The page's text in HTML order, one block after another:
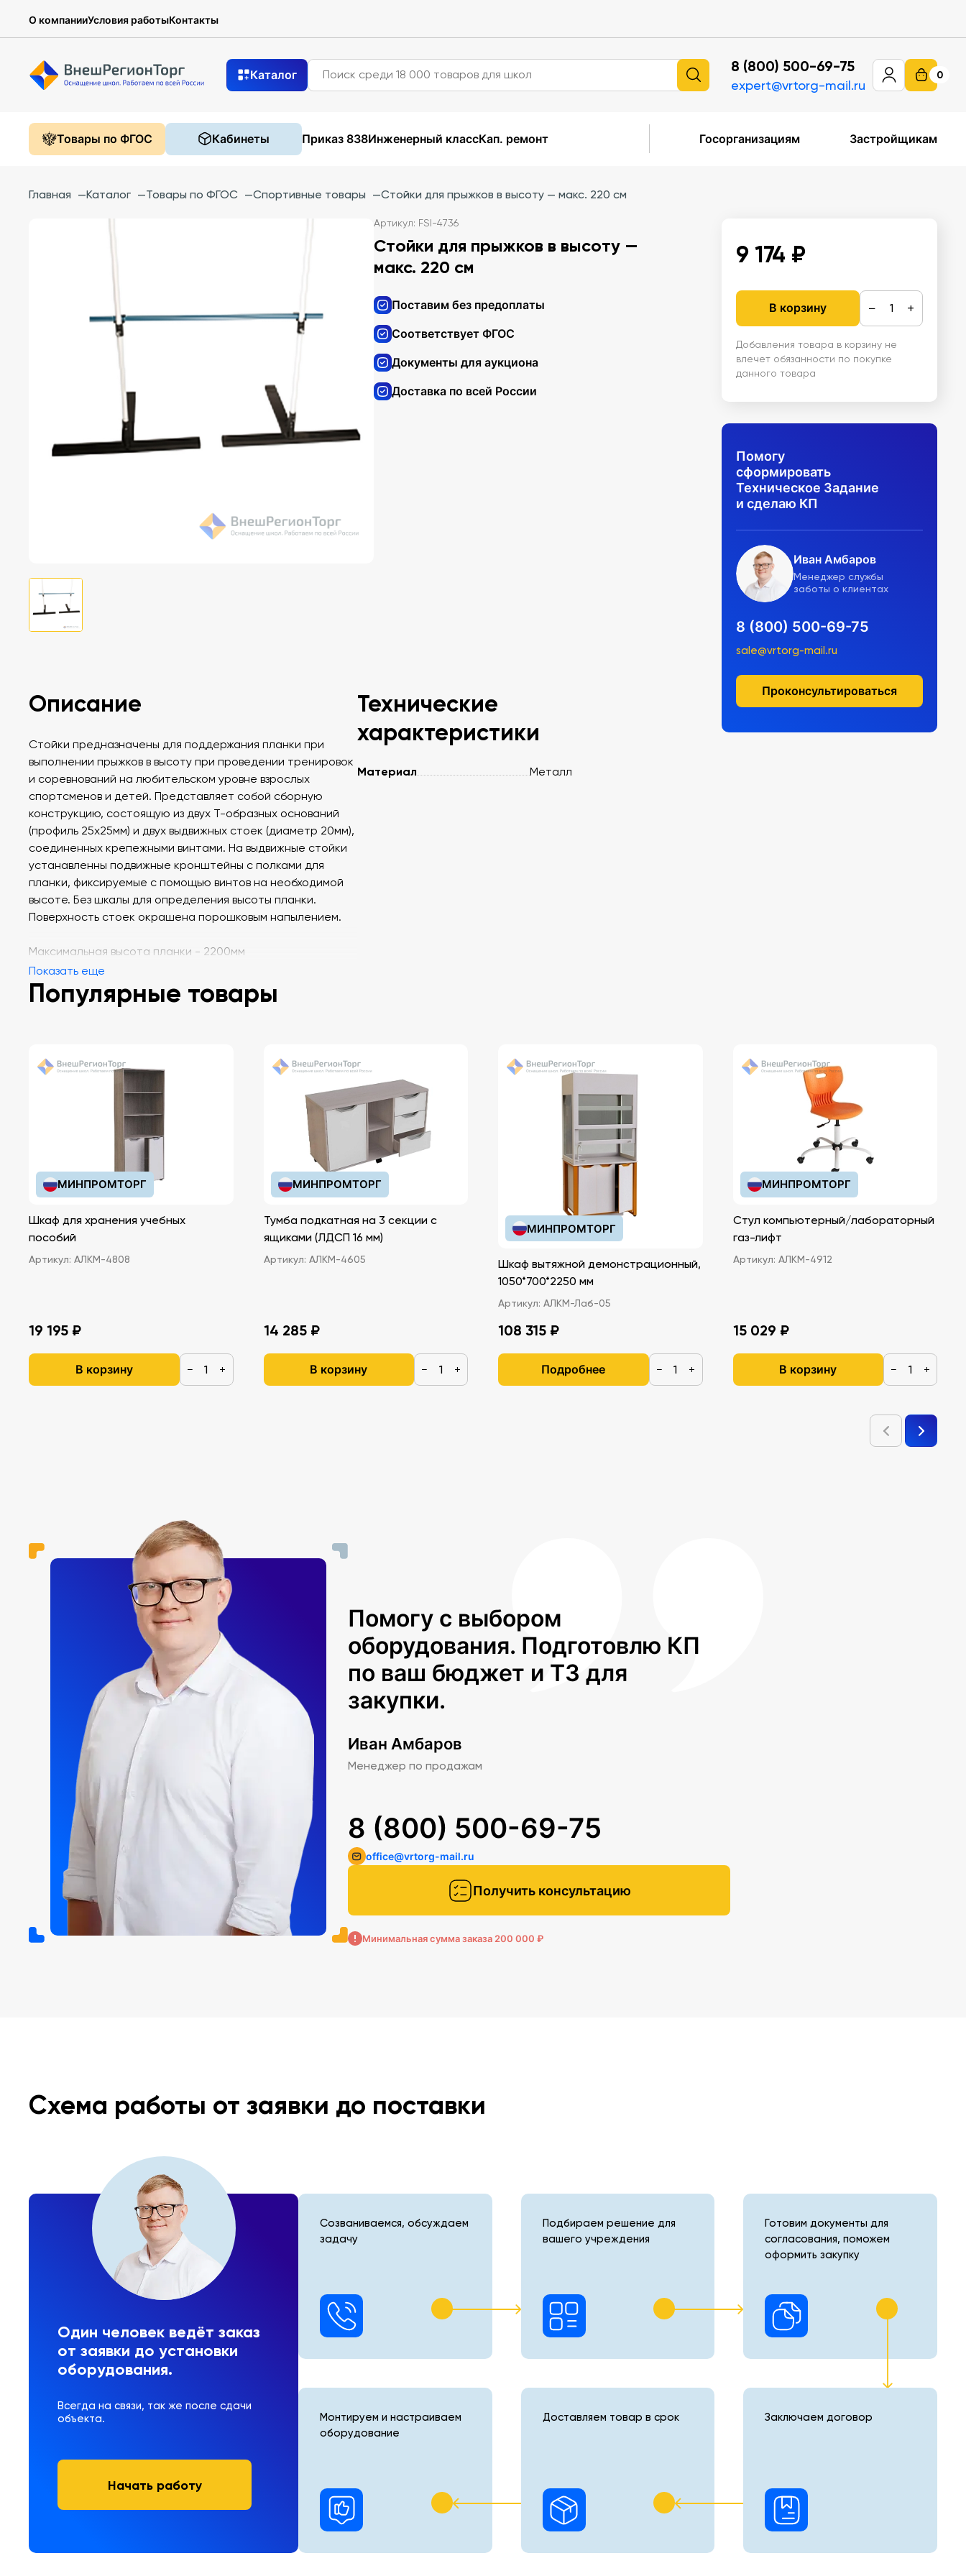
О компанииУсловия работыКонтакты
Каталог 8 (800) 500-69-75
expert@vrtorg-mail.ru
0
Товары по ФГОС Кабинеты Приказ 838Инженерный классКап. ремонт Госорганизациям Застройщикам
Главная —Каталог —Товары по ФГОС —Спортивные товары —Стойки для прыжков в высоту — макс. 220 см
Артикул: FSI-4736
Стойки для прыжков в высоту —
макс. 220 см
Поставим без предоплаты
Соответствует ФГОС
Документы для аукциона
Доставка по всей России
9 174 ₽
В корзину − +
Добавления товара в корзину не
влечет обязанности по покупке
данного товара
Помогу
сформировать
Техническое Задание
и сделаю КП
Иван Амбаров
Менеджер службы
заботы о клиентах
8 (800) 500-69-75
sale@vrtorg-mail.ru
Проконсультироваться
Описание
Стойки предназначены для поддержания планки при
выполнении прыжков в высоту при проведении тренировок
и соревнований на любительском уровне взрослых
спортсменов и детей. Представляет собой сборную
конструкцию, состоящую из двух Т-образных оснований
(профиль 25х25мм) и двух выдвижных стоек (диаметр 20мм),
соединенных крепежными винтами. На выдвижные стойки
устанавленны подвижные кронштейны с полками для
планки, фиксируемые с помощью винтов на необходимой
высоте. Без шкалы для определения высоты планки.
Поверхность стоек окрашена порошковым напылением.
Максимальная высота планки - 2200мм
Показать еще
Технические
характеристики
Материал Металл
Популярные товары
МИНПРОМТОРГ
Шкаф для хранения учебных
пособий
Артикул: АЛКМ-4808
19 195 ₽
В корзину − +
МИНПРОМТОРГ
Тумба подкатная на 3 секции с
ящиками (ЛДСП 16 мм)
Артикул: АЛКМ-4605
14 285 ₽
В корзину − +
МИНПРОМТОРГ
Шкаф вытяжной демонстрационный,
1050*700*2250 мм
Артикул: АЛКМ-Лаб-05
108 315 ₽
Подробнее − +
МИНПРОМТОРГ
Стул компьютерный/лабораторный
газ-лифт
Артикул: АЛКМ-4912
15 029 ₽
В корзину − +
Помогу с выбором
оборудования. Подготовлю КП
по ваш бюджет и ТЗ для
закупки.
Иван Амбаров
Менеджер по продажам
Получить консультацию
8 (800) 500-69-75
office@vrtorg-mail.ru
Минимальная сумма заказа 200 000 ₽
Схема работы от заявки до поставки
Один человек ведёт заказ
от заявки до установки
оборудования.
Всегда на связи, так же после сдачи
объекта.
Начать работу
Созваниваемся, обсуждаем
задачу
Подбираем решение для
вашего учреждения
Готовим документы для
согласования, поможем
оформить закупку
Монтируем и настраиваем
оборудование
Доставляем товар в срок Заключаем договор